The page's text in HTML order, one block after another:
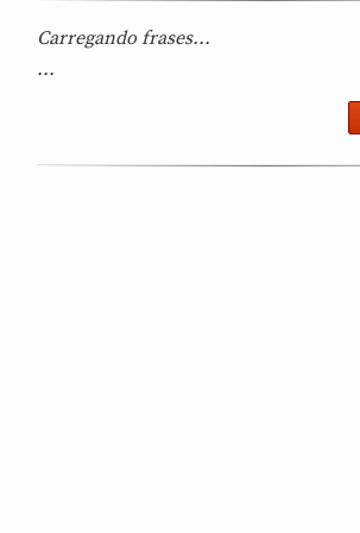
Carregando frases...
...